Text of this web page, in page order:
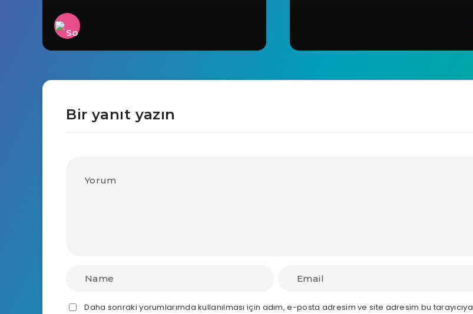
Bir yanıt yazın
Daha sonraki yorumlarımda kullanılması için adım, e-posta adresim ve site adresim bu tarayıcıya